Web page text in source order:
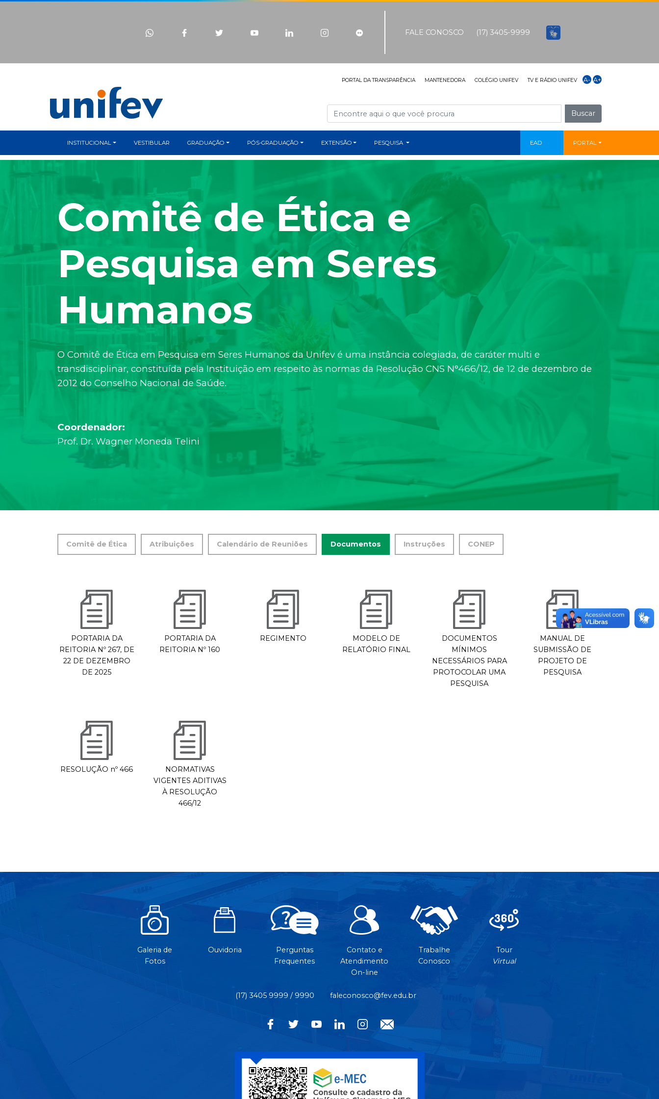
FALE CONOSCO (17) 3405-9999
PORTAL DA TRANSPARÊNCIA MANTENEDORA COLÉGIO UNIFEV TV E RÁDIO UNIFEV A- A+
Buscar
INSTITUCIONAL VESTIBULAR GRADUAÇÃO PÓS-GRADUAÇÃO EXTENSÃO PESQUISA EAD PORTAL
Comitê de Ética e
Pesquisa em Seres
Humanos
O Comitê de Ética em Pesquisa em Seres Humanos da Unifev é uma instância colegiada, de caráter multi e
transdisciplinar, constituída pela Instituição em respeito às normas da Resolução CNS N°466/12, de 12 de dezembro de
2012 do Conselho Nacional de Saúde.
Coordenador:
Prof. Dr. Wagner Moneda Telini
Comitê de Ética Atribuições Calendário de Reuniões Documentos Instruções CONEP
PORTARIA DA
REITORIA Nº 267, DE
22 DE DEZEMBRO
DE 2025
PORTARIA DA
REITORIA Nº 160
REGIMENTO
MODELO DE
RELATÓRIO FINAL
DOCUMENTOS
MÍNIMOS
NECESSÁRIOS PARA
PROTOCOLAR UMA
PESQUISA
MANUAL DE
SUBMISSÃO DE
PROJETO DE
PESQUISA
RESOLUÇÃO nº 466
NORMATIVAS
VIGENTES ADITIVAS
À RESOLUÇÃO
466/12
Galeria de
Fotos
Ouvidoria
Perguntas
Frequentes
Contato e
Atendimento
On-line
Trabalhe
Conosco
Tour
Virtual
(17) 3405 9999 / 9990 faleconosco@fev.edu.br